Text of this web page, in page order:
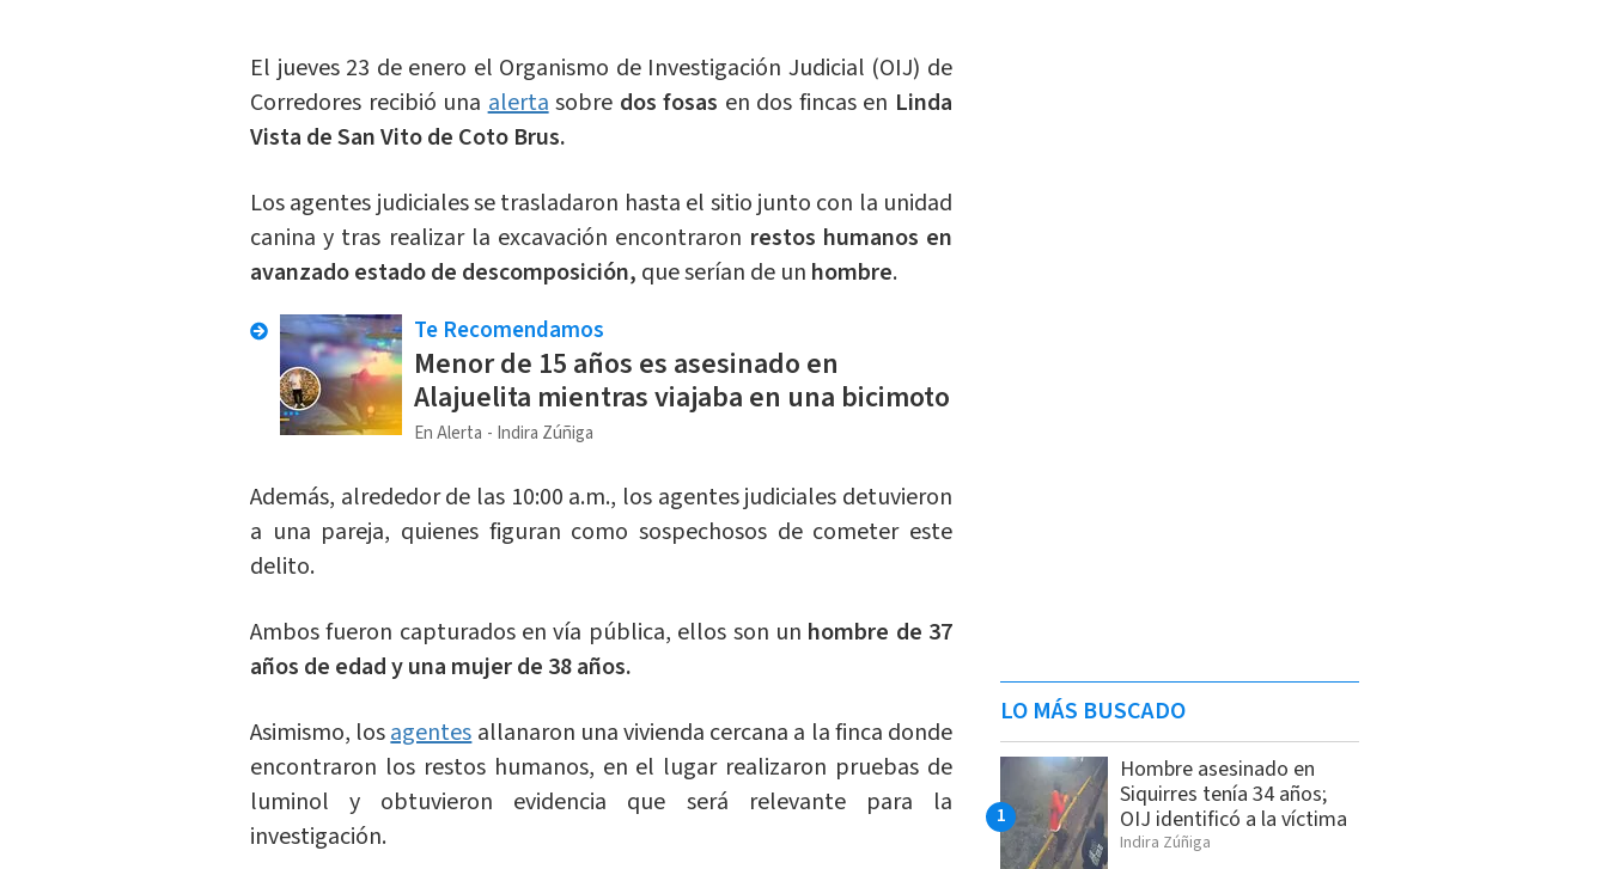
El jueves 23 de enero el Organismo de Investigación Judicial (OIJ) de
Corredores recibió unaalertasobre dos fosas en dos fincas en Linda
Vista de San Vito de Coto Brus.
Los agentes judiciales se trasladaron hasta el sitio junto con la unidad
canina y tras realizar la excavación encontraron restos humanos en
avanzado estado de descomposición, que serían de un hombre.
Te Recomendamos
Menor de 15 años es asesinado en
Alajuelita mientras viajaba en una bicimoto
En Alerta Indira Zúñiga
Además, alrededor de las 10:00 a.m., los agentes judiciales detuvieron
a una pareja, quienes figuran como sospechosos de cometer este
delito.
Ambos fueron capturados en vía pública, ellos son un hombre de 37
años de edad y una mujer de 38 años.
Asimismo, losagentes allanaron una vivienda cercana a la finca donde
encontraron los restos humanos, en el lugar realizaron pruebas de
luminol y obtuvieron evidencia que será relevante para la
investigación.
LO MÁS BUSCADO
Hombre asesinado en
Siquirres tenía 34 años;
OIJ identificó a la víctima
Indira Zúñiga